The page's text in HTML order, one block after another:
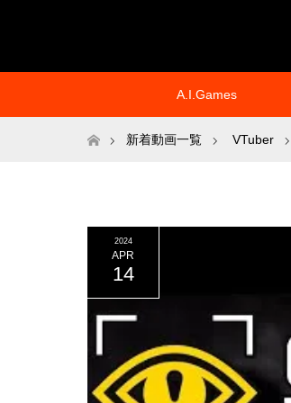
A.I.Games
ホーム新着動画一覧 VTuber
2024
APR
14